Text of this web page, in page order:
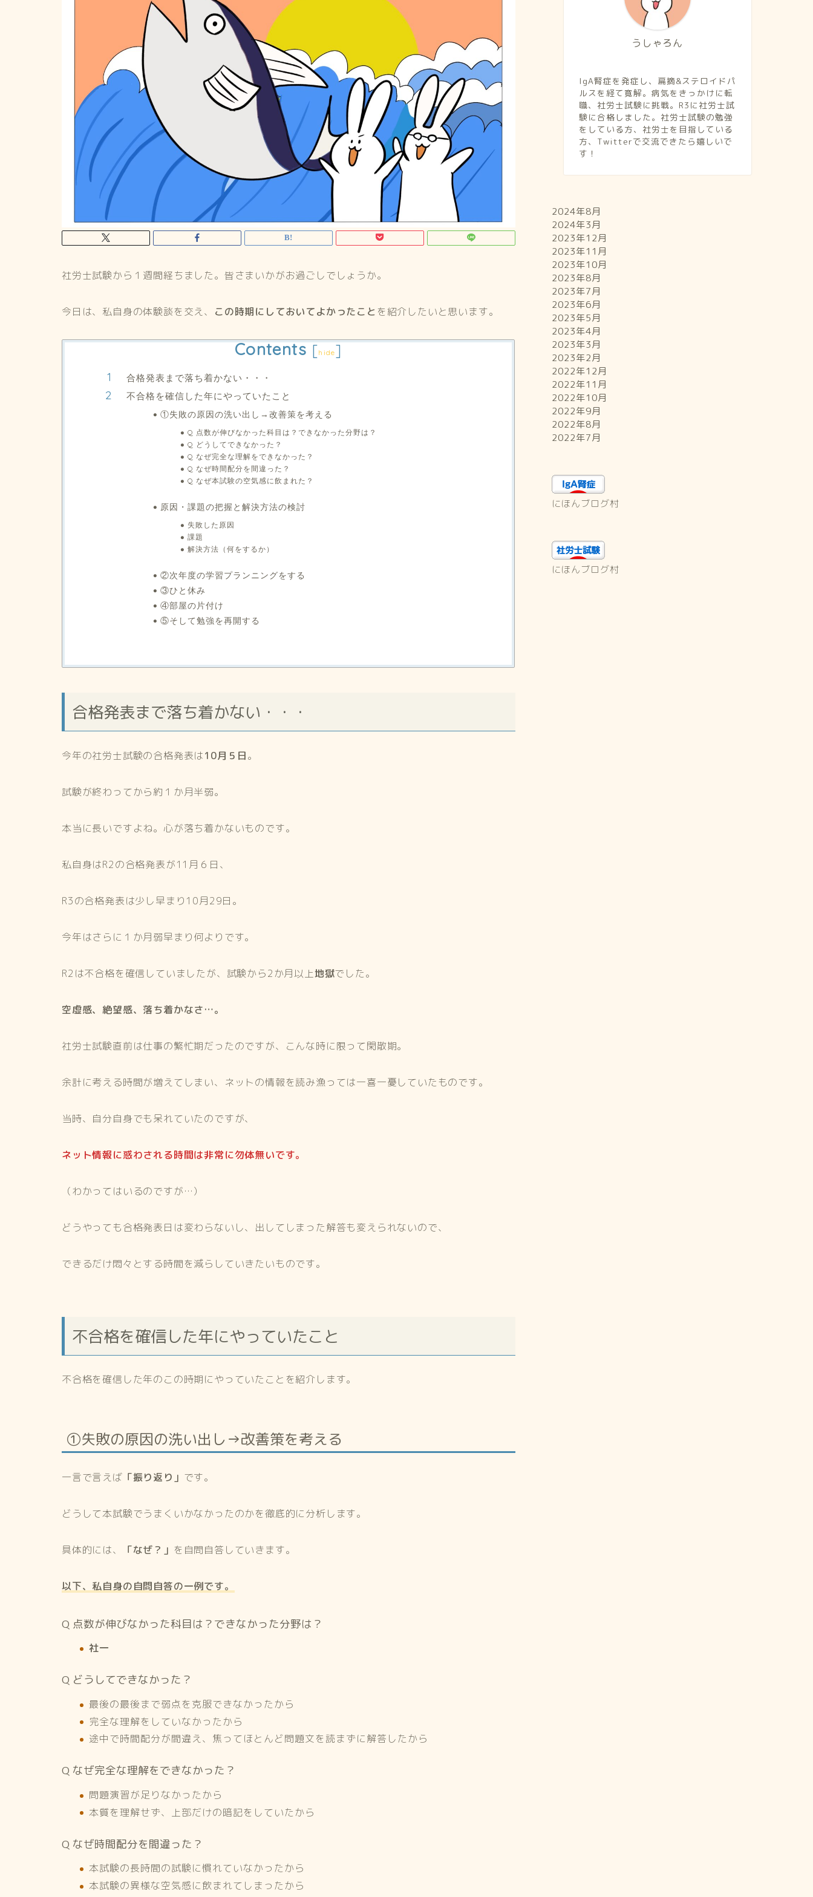
社労士試験から１週間経ちました。皆さまいかがお過ごしでしょうか。
今日は、私自身の体験談を交え、 この時期にしておいてよかったことを紹介したいと思います。
Contents [hide]
合格発表まで落ち着かない・・・
不合格を確信した年にやっていたこと
①失敗の原因の洗い出し→改善策を考える
Q 点数が伸びなかった科目は？できなかった分野は？
Q どうしてできなかった？
Q なぜ完全な理解をできなかった？
Q なぜ時間配分を間違った？
Q なぜ本試験の空気感に飲まれた？
原因・課題の把握と解決方法の検討
失敗した原因
課題
解決方法（何をするか）
②次年度の学習プランニングをする
③ひと休み
④部屋の片付け
⑤そして勉強を再開する
合格発表まで落ち着かない・・・
今年の社労士試験の合格発表は10月５日。
試験が終わってから約１か月半弱。
本当に長いですよね。心が落ち着かないものです。
私自身はR2の合格発表が11月６日、
R3の合格発表は少し早まり10月29日。
今年はさらに１か月弱早まり何よりです。
R2は不合格を確信していましたが、試験から2か月以上地獄でした。
空虚感、絶望感、落ち着かなさ…。
社労士試験直前は仕事の繁忙期だったのですが、こんな時に限って閑散期。
余計に考える時間が増えてしまい、ネットの情報を読み漁っては一喜一憂していたものです。
当時、自分自身でも呆れていたのですが、
ネット情報に惑わされる時間は非常に勿体無いです。
（わかってはいるのですが…）
どうやっても合格発表日は変わらないし、出してしまった解答も変えられないので、
できるだけ悶々とする時間を減らしていきたいものです。
不合格を確信した年にやっていたこと
不合格を確信した年のこの時期にやっていたことを紹介します。
①失敗の原因の洗い出し→改善策を考える
一言で言えば 「振り返り」 です。
どうして本試験でうまくいかなかったのかを徹底的に分析します。
具体的には、 「なぜ？」 を自問自答していきます。
以下、私自身の自問自答の一例です。
Q 点数が伸びなかった科目は？できなかった分野は？
社一
Q どうしてできなかった？
最後の最後まで弱点を克服できなかったから
完全な理解をしていなかったから
途中で時間配分が間違え、焦ってほとんど問題文を読まずに解答したから
Q なぜ完全な理解をできなかった？
問題演習が足りなかったから
本質を理解せず、上部だけの暗記をしていたから
Q なぜ時間配分を間違った？
本試験の長時間の試験に慣れていなかったから
本試験の異様な空気感に飲まれてしまったから
うしゃろん
IgA腎症を発症し、扁摘&ステロイドパ
ルスを経て寛解。病気をきっかけに転
職、社労士試験に挑戦。R3に社労士試
験に合格しました。社労士試験の勉強
をしている方、社労士を目指している
方、Twitterで交流できたら嬉しいで
す！
2024年8月
2024年3月
2023年12月
2023年11月
2023年10月
2023年8月
2023年7月
2023年6月
2023年5月
2023年4月
2023年3月
2023年2月
2022年12月
2022年11月
2022年10月
2022年9月
2022年8月
2022年7月
にほんブログ村
にほんブログ村